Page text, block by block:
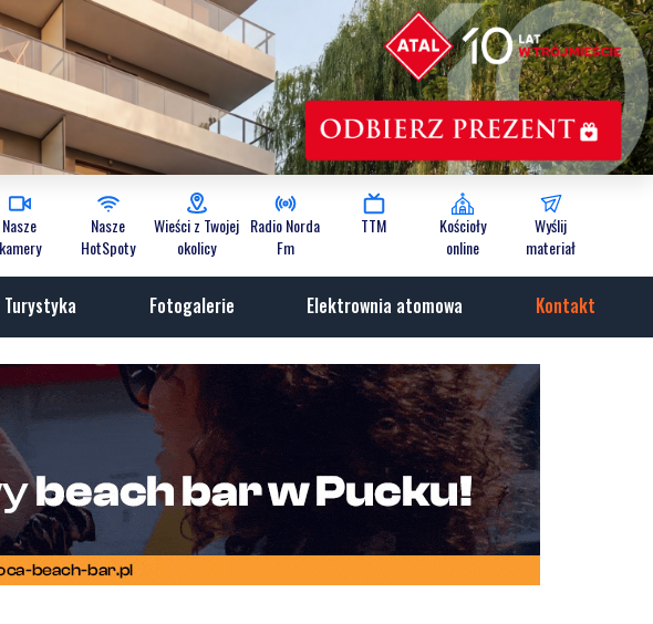
Nasze
kamery
Nasze
HotSpoty
Wieści z Twojej
okolicy
Radio Norda
Fm
TTM
Kościoły
online
Wyślij
materiał
Turystyka Fotogalerie Elektrownia atomowa Kontakt